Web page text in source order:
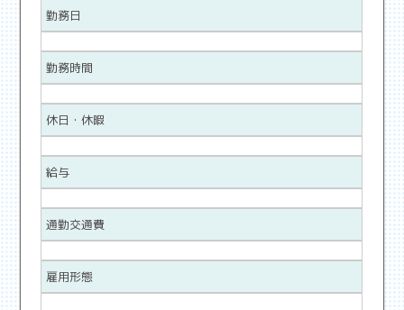
勤務日
勤務時間
休日・休暇
給与
通勤交通費
雇用形態